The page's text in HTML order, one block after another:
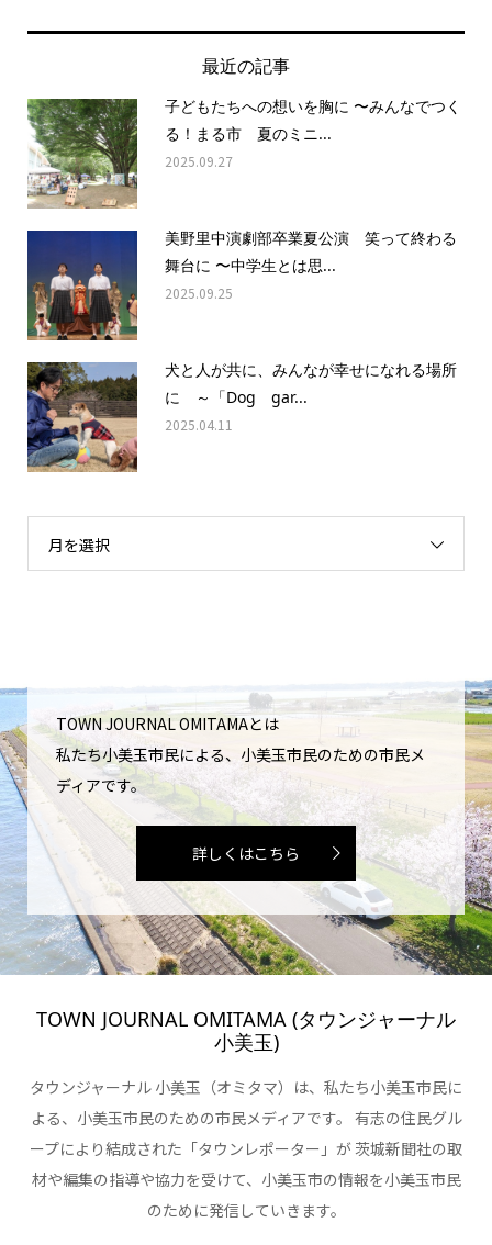
最近の記事
子どもたちへの想いを胸に 〜みんなでつく
る！まる市 夏のミニ...
2025.09.27
美野里中演劇部卒業夏公演 笑って終わる
舞台に 〜中学生とは思...
2025.09.25
犬と人が共に、みんなが幸せになれる場所
に ～「Dog gar...
2025.04.11
月を選択
TOWN JOURNAL OMITAMAとは
私たち小美玉市民による、小美玉市民のための市民メ
ディアです。
詳しくはこちら
TOWN JOURNAL OMITAMA (タウンジャーナル
小美玉)
タウンジャーナル 小美玉（オミタマ）は、私たち小美玉市民に
よる、小美玉市民のための市民メディアです。 有志の住民グル
ープにより結成された「タウンレポーター」が 茨城新聞社の取
材や編集の指導や協力を受けて、小美玉市の情報を小美玉市民
のために発信していきます。